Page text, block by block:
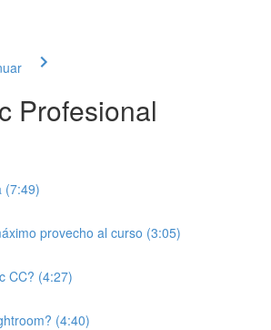
Profesional
(7:49)
provecho al curso (3:05)
CC? (4:27)
(4:40)